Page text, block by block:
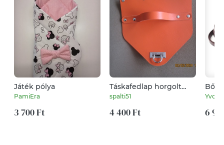
Játék pólya
PamiEra
3 700 Ft
Táskafedlap horgolt
táskákhoz -csodás
tavaszi színekben
spalti51
4 400 Ft
Bőr
6